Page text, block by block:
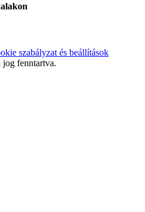
szabályzat és beállítások
fenntartva.